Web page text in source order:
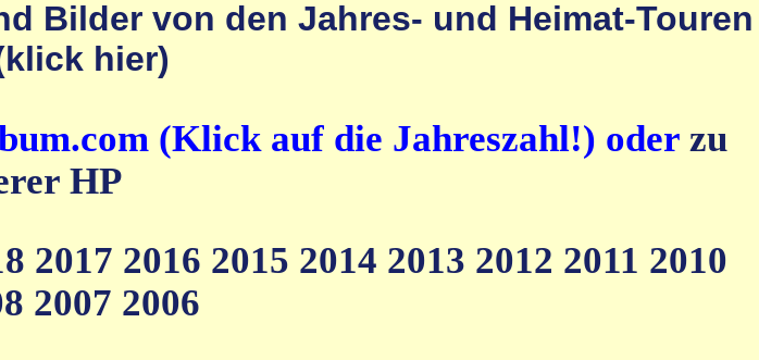
(Klick auf die Jahreszahl!) oder zu
HP
2017 2016 2015 2014 2013 2012 2011 2010
2007 2006